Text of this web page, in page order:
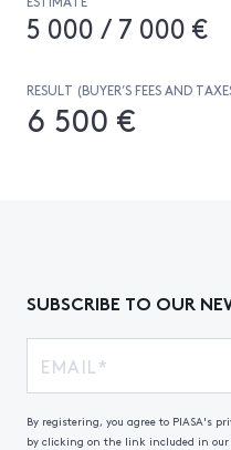
5 000 / 7 000 €
RESULT (BUYER’S FEES AND
6 500 €
SUBSCRIBE TO OUR
By registering, you agree to PIASA's
by clicking on the link included in our